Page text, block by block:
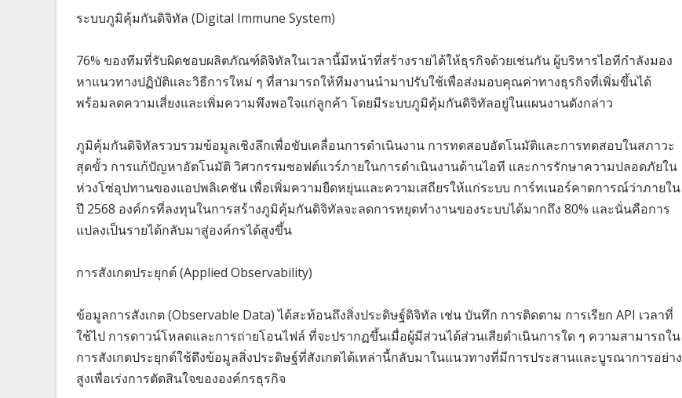
ระบบภูมิคุ้มกันดิจิทัล (Digital Immune System)
76% ของทีมที่รับผิดชอบผลิตภัณฑ์ดิจิทัลในเวลานี้มีหน้าที่สร้างรายได้ให้ธุรกิจด้วยเช่นกัน ผู้บริหารไอทีกำลังมอง
หาแนวทางปฏิบัติและวิธีการใหม่ ๆ ที่สามารถให้ทีมงานนำมาปรับใช้เพื่อส่งมอบคุณค่าทางธุรกิจที่เพิ่มขึ้นได้
พร้อมลดความเสี่ยงและเพิ่มความพึงพอใจแก่ลูกค้า โดยมีระบบภูมิคุ้มกันดิจิทัลอยู่ในแผนงานดังกล่าว
ภูมิคุ้มกันดิจิทัลรวบรวมข้อมูลเชิงลึกเพื่อขับเคลื่อนการดำเนินงาน การทดสอบอัตโนมัติและการทดสอบในสภาวะ
สุดขั้ว การแก้ปัญหาอัตโนมัติ วิศวกรรมซอฟต์แวร์ภายในการดำเนินงานด้านไอที และการรักษาความปลอดภัยใน
ห่วงโซ่อุปทานของแอปพลิเคชัน เพื่อเพิ่มความยืดหยุ่นและความเสถียรให้แก่ระบบ การ์ทเนอร์คาดการณ์ว่าภายใน
ปี 2568 องค์กรที่ลงทุนในการสร้างภูมิคุ้มกันดิจิทัลจะลดการหยุดทำงานของระบบได้มากถึง 80% และนั่นคือการ
แปลงเป็นรายได้กลับมาสู่องค์กรได้สูงขึ้น
การสังเกตประยุกต์ (Applied Observability)
ข้อมูลการสังเกต (Observable Data) ได้สะท้อนถึงสิ่งประดิษฐ์ดิจิทัล เช่น บันทึก การติดตาม การเรียก API เวลาที่
ใช้ไป การดาวน์โหลดและการถ่ายโอนไฟล์ ที่จะปรากฏขึ้นเมื่อผู้มีส่วนได้ส่วนเสียดำเนินการใด ๆ ความสามารถใน
การสังเกตประยุกต์ใช้ดึงข้อมูลสิ่งประดิษฐ์ที่สังเกตได้เหล่านี้กลับมาในแนวทางที่มีการประสานและบูรณาการอย่าง
สูงเพื่อเร่งการตัดสินใจขององค์กรธุรกิจ